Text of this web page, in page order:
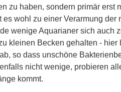
zu haben, sondern primär erst
wohl zu einer Verarmung
wenige Aquarianer sich auch
kleinen Becken gehalten -
so dass unschöne
nicht wenige, probieren
kommt.